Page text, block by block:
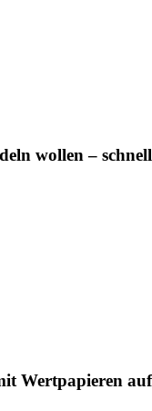
wollen – schnell
Wertpapieren auf